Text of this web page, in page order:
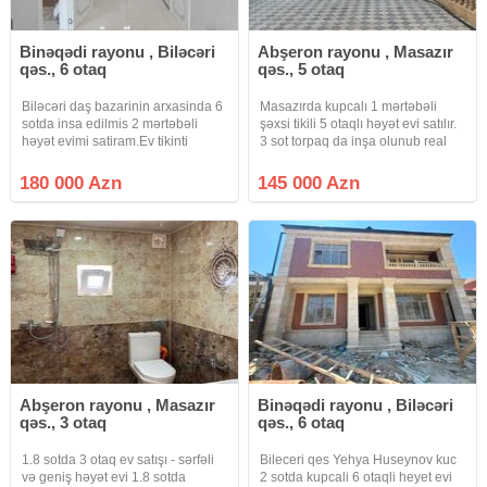
Binəqədi rayonu , Biləcəri
qəs., 6 otaq
Biləcəri daş bazarinin arxasinda 6
sotda insa edilmis 2 mərtəbəli
həyət evimi satiram.Ev tikinti
inşa edilmişdir.Həyətində meyvə
agaclari genış həyəti var.Ev 7/24
180 000 Azn
Abşeron rayonu , Masazır
qəs., 5 otaq
Masazırda kupcalı 1 mərtəbəli
şəxsi tikili 5 otaqlı həyət evi satılır.
3 sot torpaq da inşa olunub real
145 000 Azn
Abşeron rayonu , Masazır
qəs., 3 otaq
1.8 sotda 3 otaq ev satışı - sərfəli
və geniş həyət evi 1.8 sotda
Binəqədi rayonu , Biləcəri
qəs., 6 otaq
Bileceri qes Yehya Huseynov kuc
2 sotda kupcali 6 otaqli heyet evi